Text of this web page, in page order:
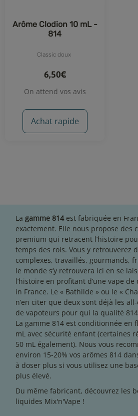
Arôme Clodion 10 mL -
814
Classic doux
6,50€
On attend vos avis
Achat rapide
La gamme 814est fabriquée en
exactement. Elle nous propose des
premium qui retracent l’histoire
temps des rois. Vous y retrouverez
complexes, travaillés, gourmands,
le monde s’y retrouvera ici en se
l’histoire en profitant d’une vape
in France. Le « Bathilde » ou le «
n’en citer que deux sont déjà les
de vapoteurs pour qui la qualité
La gamme 814 est conditionnée en
mL avec sécurité enfant (certaines
50 mL également). Nous vous
environ 15-20% vos arômes 814
à doser plus si vous utilisez une
plus élevé.
Du même fabricant, découvrez les
liquides Mix'n'Vape !